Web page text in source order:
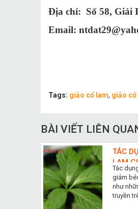
Địa chỉ: Số 58, Giải
Email:
Tags: giảo cổ lam, giảo cổ
BÀI VIẾT LIÊN
TÁC
LAM
NHẤT
Tác
giảm
như
truyền